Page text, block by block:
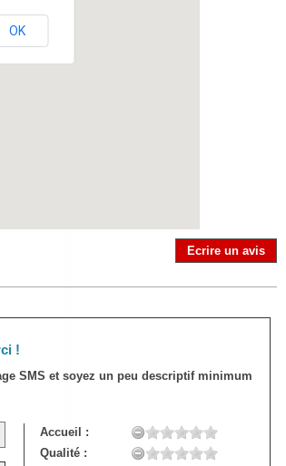
OK
Ecrire un avis
!
SMS et soyez un peu descriptif minimum
Accueil :
Qualité :